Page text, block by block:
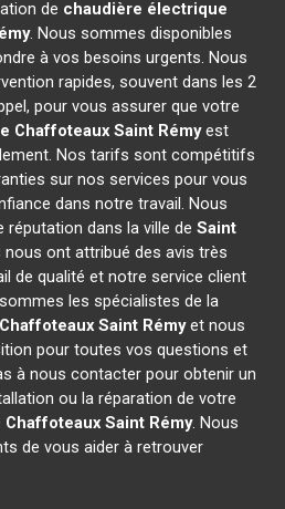
de chaudière électrique
. Nous sommes disponibles
à vos besoins urgents. Nous
rapides, souvent dans les 2
pour vous assurer que votre
Chaffoteaux Saint Rémyest
Nos tarifs sont compétitifs
sur nos services pour vous
dans notre travail. Nous
réputation dans la ville deSaint
ont attribué des avis très
de qualité et notre service client
les spécialistes de la
Saint Rémyet nous
pour toutes vos questions et
à nous contacter pour obtenir un
ou la réparation de votre
Saint Rémy. Nous
de vous aider à retrouver